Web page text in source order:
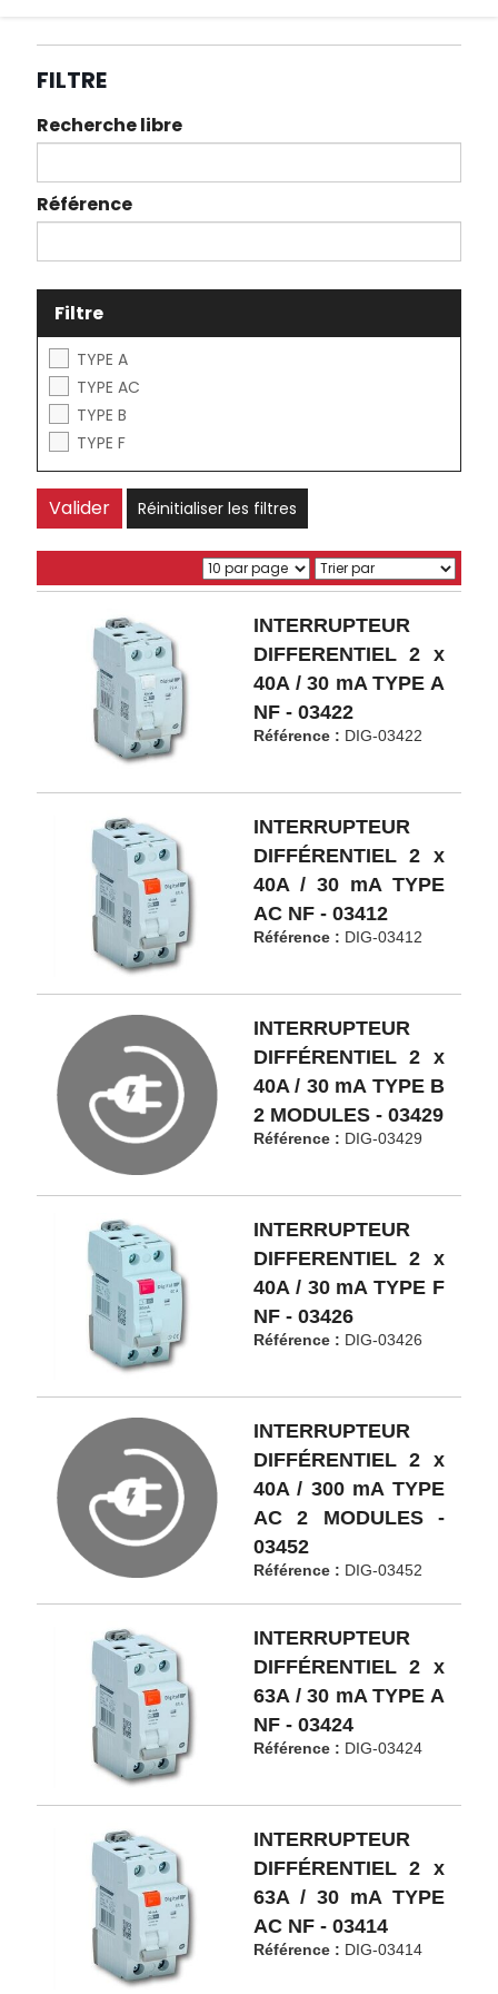
FILTRE
Recherche libre
Référence
Filtre
TYPE A
TYPE AC
TYPE B
TYPE F
Réinitialiser les filtres
INTERRUPTEUR
DIFFERENTIEL 2 x
40A / 30 mA TYPE A
NF - 03422
Référence : DIG-03422
INTERRUPTEUR
DIFFÉRENTIEL 2 x
40A / 30 mA TYPE
AC NF - 03412
Référence : DIG-03412
INTERRUPTEUR
DIFFÉRENTIEL 2 x
40A / 30 mA TYPE B
2 MODULES - 03429
Référence : DIG-03429
INTERRUPTEUR
DIFFERENTIEL 2 x
40A / 30 mA TYPE F
NF - 03426
Référence : DIG-03426
INTERRUPTEUR
DIFFÉRENTIEL 2 x
40A / 300 mA TYPE
AC 2 MODULES -
03452
Référence : DIG-03452
INTERRUPTEUR
DIFFÉRENTIEL 2 x
63A / 30 mA TYPE A
NF - 03424
Référence : DIG-03424
INTERRUPTEUR
DIFFÉRENTIEL 2 x
63A / 30 mA TYPE
AC NF - 03414
Référence : DIG-03414